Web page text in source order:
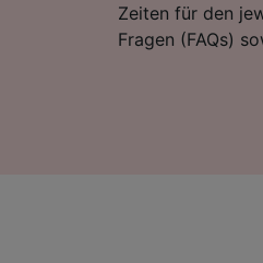
Zeiten für den
Fragen (FAQs)